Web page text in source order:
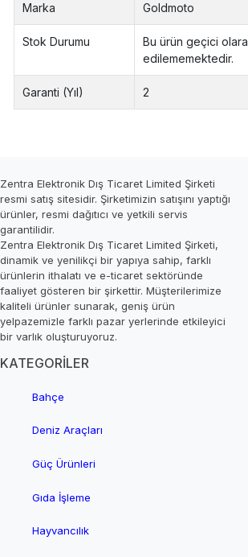
Marka Goldmoto
Stok Durumu
Bu ürün geçici
edilememektedir.
Garanti (Yıl) 2
Zentra Elektronik Dış Ticaret Limited Şirketi
resmi satış sitesidir. Şirketimizin satışını yaptığı
ürünler, resmi dağıtıcı ve yetkili servis
garantilidir.
Zentra Elektronik Dış Ticaret Limited Şirketi,
dinamik ve yenilikçi bir yapıya sahip, farklı
ürünlerin ithalatı ve e-ticaret sektöründe
faaliyet gösteren bir şirkettir. Müşterilerimize
kaliteli ürünler sunarak, geniş ürün
yelpazemizle farklı pazar yerlerinde etkileyici
bir varlık oluşturuyoruz.
KATEGORİLER
Bahçe
Deniz Araçları
Güç Ürünleri
Gıda İşleme
Hayvancılık